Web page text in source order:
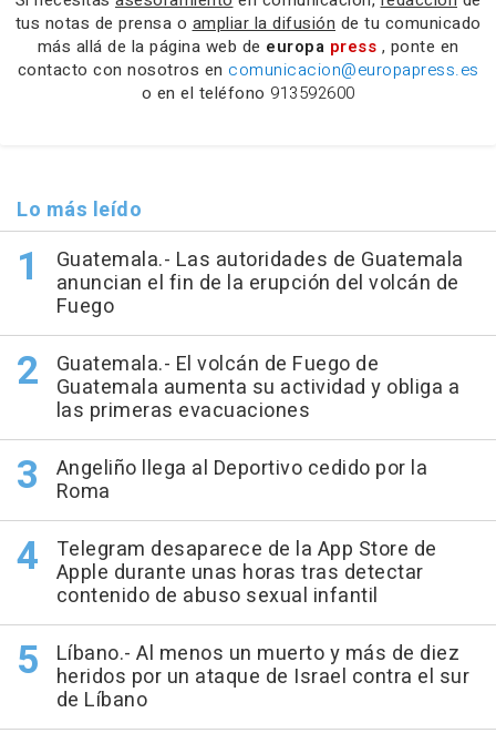
tus notas de prensa o ampliar la difusión de tu comunicado
más allá de la página web de europa press , ponte en
contacto con nosotros en comunicacion@europapress.es
o en el teléfono 913592600
Lo más leído
Guatemala.- Las autoridades de Guatemala
anuncian el fin de la erupción del volcán de
Fuego
Guatemala.- El volcán de Fuego de
Guatemala aumenta su actividad y obliga a
las primeras evacuaciones
Angeliño llega al Deportivo cedido por la
Roma
Telegram desaparece de la App Store de
Apple durante unas horas tras detectar
contenido de abuso sexual infantil
Líbano.- Al menos un muerto y más de diez
heridos por un ataque de Israel contra el sur
de Líbano